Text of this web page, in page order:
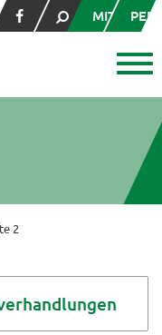
MITGLIED
2